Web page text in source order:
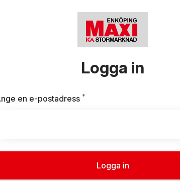
Logga in
en e-postadress *
Logga in